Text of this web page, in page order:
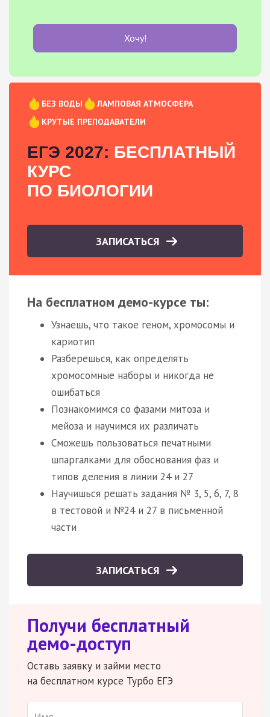
Хочу!
БЕЗ ВОДЫ
ЛАМПОВАЯ АТМОСФЕРА
КРУТЫЕ ПРЕПОДАВАТЕЛИ
ЕГЭ 2027: БЕСПЛАТНЫЙ
КУРС
ПО БИОЛОГИИ
ЗАПИСАТЬСЯ
На бесплатном демо-курсе ты:
Узнаешь, что такое геном, хромосомы и
кариотип
Разберешься, как определять
хромосомные наборы и никогда не
ошибаться
Познакомимся со фазами митоза и
мейоза и научимся их различать
Сможешь пользоваться печатными
шпаргалками для обоснования фаз и
типов деления в линии 24 и 27
Научишься решать задания № 3, 5, 6, 7, 8
в тестовой и №24 и 27 в письменной
части
ЗАПИСАТЬСЯ
Получи бесплатный
демо-доступ
Оставь заявку и займи место
на бесплатном курсе Турбо ЕГЭ